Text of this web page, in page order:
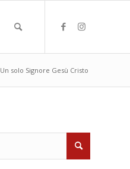
Un solo Signore Gesù Cristo